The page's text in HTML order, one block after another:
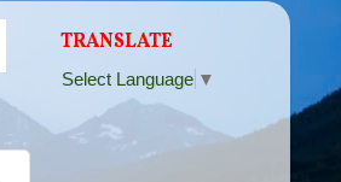
TRANSLATE
Select Language ▼